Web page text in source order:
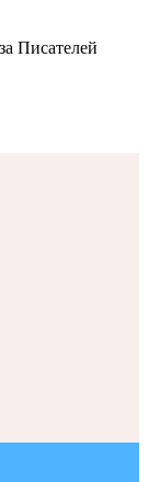
Писателей